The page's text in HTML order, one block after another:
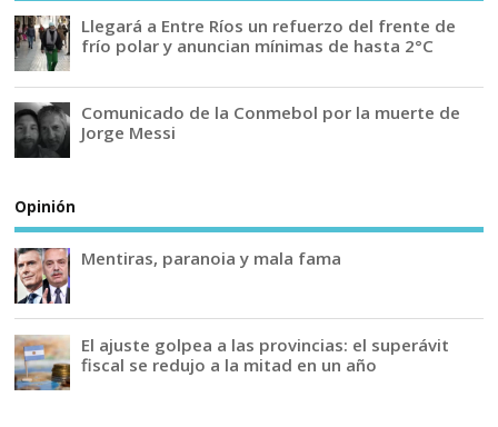
Llegará a Entre Ríos un refuerzo del frente de
frío polar y anuncian mínimas de hasta 2°C
Comunicado de la Conmebol por la muerte de
Jorge Messi
Opinión
Mentiras, paranoia y mala fama
El ajuste golpea a las provincias: el superávit
fiscal se redujo a la mitad en un año